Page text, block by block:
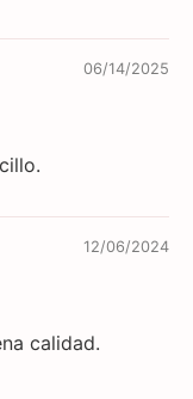
06/14/2025
12/06/2024
calidad.